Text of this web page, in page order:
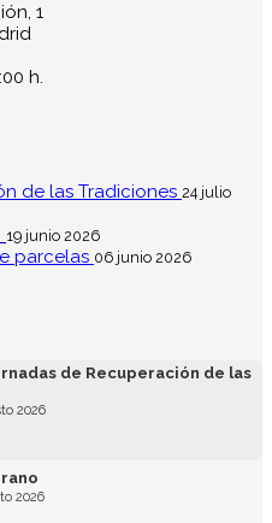
1
h.
de las Tradiciones 24 julio
19 junio 2026
parcelas 06 junio 2026
de Recuperación de las
2026
2026